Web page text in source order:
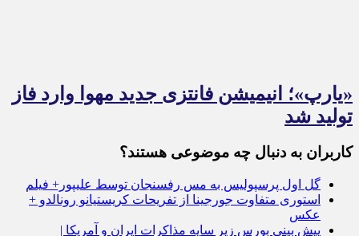
«یارپ»؛ انیمیشن فانتزی جدید مهوا وارد فاز
تولید شد
کاربران به دنبال چه موضوعی هستند؟
گل اول پرسپولیس به مس رفسنجان توسط علیپور+ فیلم
استوری متفاوت جورجینا از تفریحات کریستیانو رونالدو +
عکس
پیش بینی بورس زیر سایه مذاکرات ایران و آمریکا |